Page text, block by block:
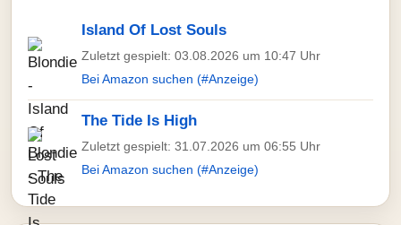
Island Of Lost Souls
Zuletzt gespielt: 03.08.2026 um 10:47 Uhr
Bei Amazon suchen (#Anzeige)
The Tide Is High
Zuletzt gespielt: 31.07.2026 um 06:55 Uhr
Bei Amazon suchen (#Anzeige)